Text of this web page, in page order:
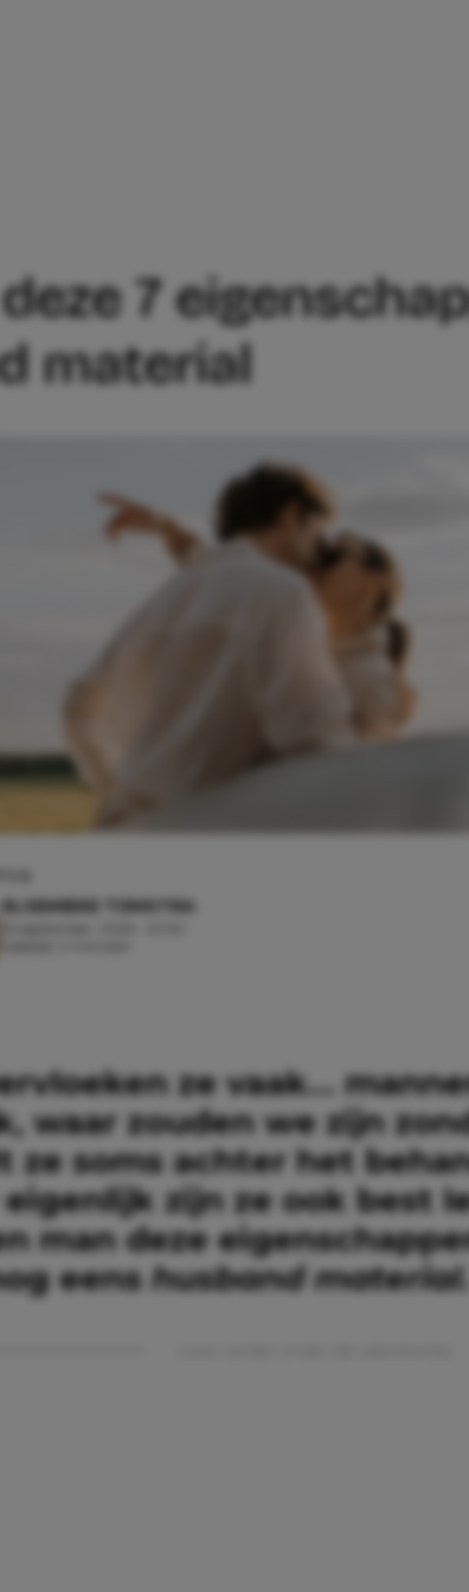
7
material
ELSEMIEKE TIJMSTRA
ze vaak…
waar zouden we zijn
ze soms achter het
zijn ze ook best
man deze
eenshusband material.